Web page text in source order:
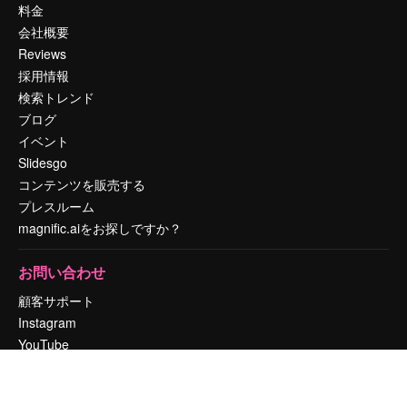
料金
会社概要
Reviews
採用情報
検索トレンド
ブログ
イベント
Slidesgo
コンテンツを販売する
プレスルーム
magnific.aiをお探しですか？
お問い合わせ
顧客サポート
Instagram
YouTube